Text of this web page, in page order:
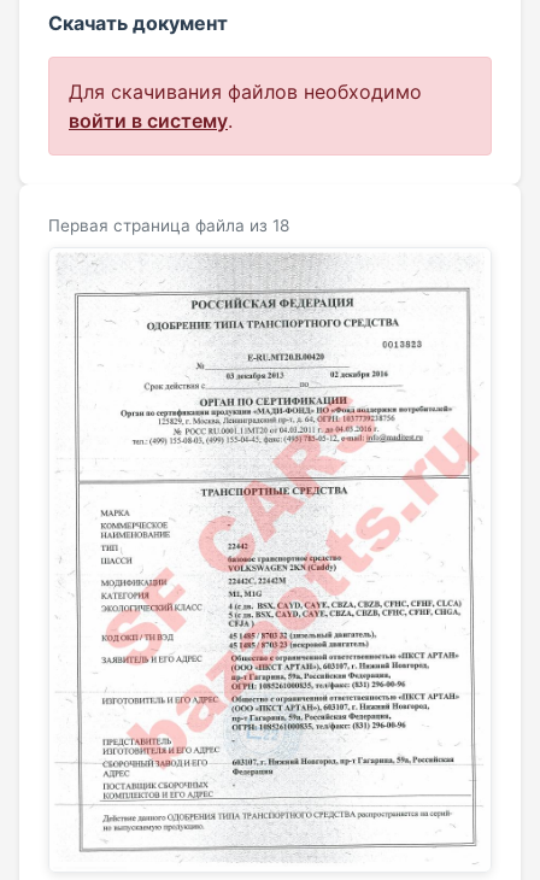
Скачать документ
Для скачивания файлов необходимо
войти в систему.
Первая страница файла из 18